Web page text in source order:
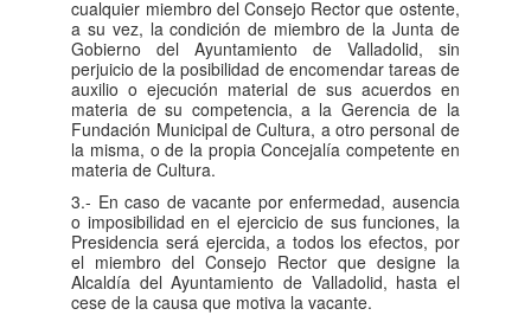
cualquier miembro del Consejo Rector que ostente,
a su vez, la condición de miembro de la Junta de
Gobierno del Ayuntamiento de Valladolid, sin
perjuicio de la posibilidad de encomendar tareas de
auxilio o ejecución material de sus acuerdos en
materia de su competencia, a la Gerencia de la
Fundación Municipal de Cultura, a otro personal de
la misma, o de la propia Concejalía competente en
materia de Cultura.
3.- En caso de vacante por enfermedad, ausencia
o imposibilidad en el ejercicio de sus funciones, la
Presidencia será ejercida, a todos los efectos, por
el miembro del Consejo Rector que designe la
Alcaldía del Ayuntamiento de Valladolid, hasta el
cese de la causa que motiva la vacante.